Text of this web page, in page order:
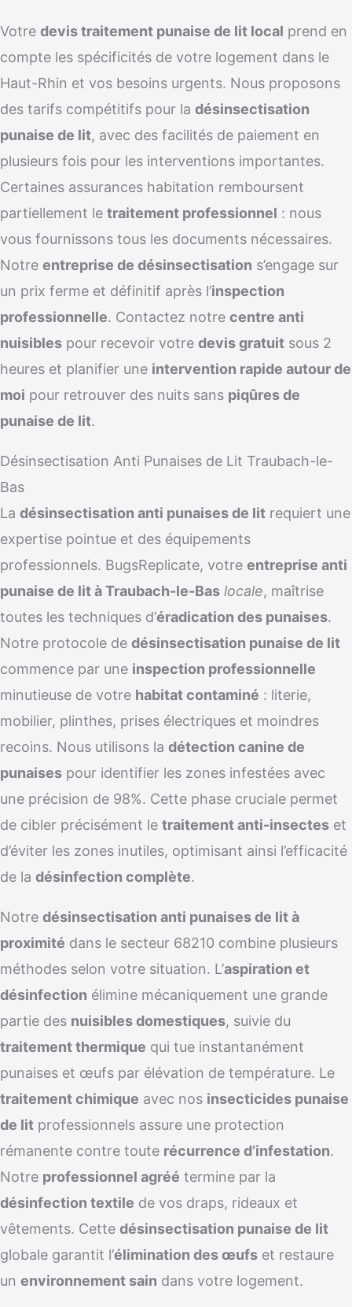
Votre devis traitement punaise de lit local prend en
compte les spécificités de votre logement dans le
Haut-Rhin et vos besoins urgents. Nous proposons
des tarifs compétitifs pour la désinsectisation
punaise de lit, avec des facilités de paiement en
plusieurs fois pour les interventions importantes.
Certaines assurances habitation remboursent
partiellement le traitement professionnel : nous
vous fournissons tous les documents nécessaires.
Notre entreprise de désinsectisation s’engage sur
un prix ferme et définitif après l’inspection
professionnelle. Contactez notre centre anti
nuisibles pour recevoir votre devis gratuit sous 2
heures et planifier une intervention rapide autour de
moi pour retrouver des nuits sans piqûres de
punaise de lit.
Désinsectisation Anti Punaises de Lit Traubach-le-
Bas
La désinsectisation anti punaises de lit requiert une
expertise pointue et des équipements
professionnels. BugsReplicate, votre entreprise anti
punaise de lit à Traubach-le-Bas locale, maîtrise
toutes les techniques d’éradication des punaises.
Notre protocole de désinsectisation punaise de lit
commence par une inspection professionnelle
minutieuse de votre habitat contaminé : literie,
mobilier, plinthes, prises électriques et moindres
recoins. Nous utilisons la détection canine de
punaises pour identifier les zones infestées avec
une précision de 98%. Cette phase cruciale permet
de cibler précisément le traitement anti-insectes et
d’éviter les zones inutiles, optimisant ainsi l’efficacité
de la désinfection complète.
Notre désinsectisation anti punaises de lit à
proximité dans le secteur 68210 combine plusieurs
méthodes selon votre situation. L’aspiration et
désinfection élimine mécaniquement une grande
partie des nuisibles domestiques, suivie du
traitement thermique qui tue instantanément
punaises et œufs par élévation de température. Le
traitement chimique avec nos insecticides punaise
de lit professionnels assure une protection
rémanente contre toute récurrence d’infestation.
Notre professionnel agréé termine par la
désinfection textile de vos draps, rideaux et
vêtements. Cette désinsectisation punaise de lit
globale garantit l’élimination des œufs et restaure
un environnement sain dans votre logement.